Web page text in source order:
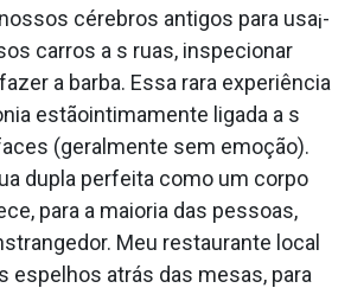
cérebros antigos para usa¡-
carros a s ruas, inspecionar
a barba. Essa rara experiência
estãointimamente ligada a s
(geralmente sem emoção).
dupla perfeita como um corpo
para a maioria das pessoas,
Meu restaurante local
espelhos atrás das mesas, para